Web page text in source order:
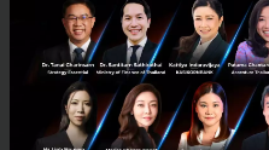
นี้ยังมีทาง Google ของอิน
Google for Startups
โปรแกรมระยะเวลา 3 เดื
(Mentorship) เทคโนโลยี